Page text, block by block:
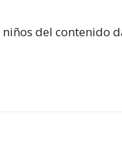
del contenido